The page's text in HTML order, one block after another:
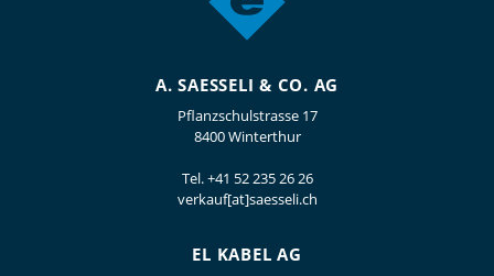
A. SAESSELI & CO. AG
Pflanzschulstrasse 17
8400 Winterthur
Tel.+41 52 235 26 26
verkauf[at]saesseli.ch
EL KABEL AG